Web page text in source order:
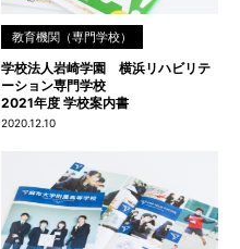
教育機関（専門学校）
学校法人岩崎学園 横浜リハビリテ
ーション専門学校
2021年度 学校案内書
2020.12.10